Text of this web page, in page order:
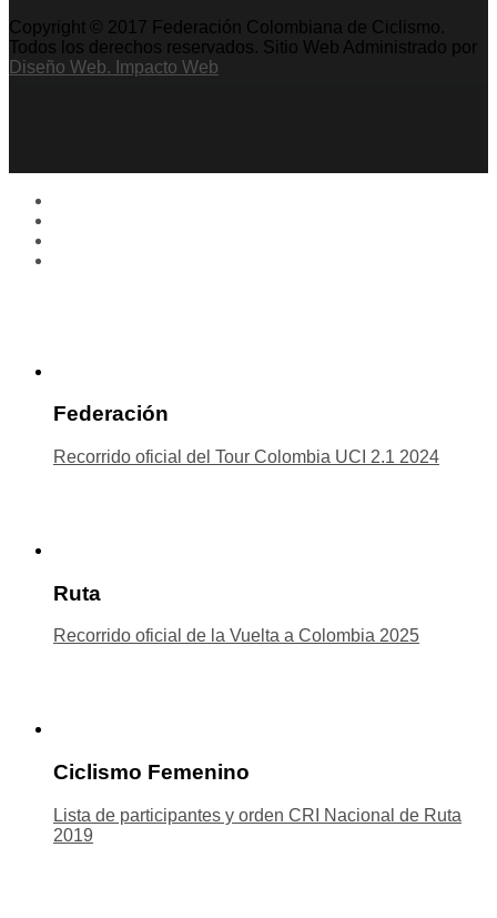
Copyright © 2017 Federación Colombiana de Ciclismo.
Todos los derechos reservados. Sitio Web Administrado por
Diseño Web. Impacto Web
Federación
Recorrido oficial del Tour Colombia UCI 2.1 2024
Ruta
Recorrido oficial de la Vuelta a Colombia 2025
Ciclismo Femenino
Lista de participantes y orden CRI Nacional de Ruta
2019